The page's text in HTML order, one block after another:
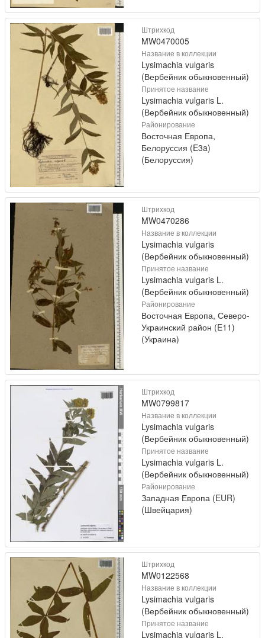
Штрихкод
MW0470005
Название в коллекции
Lysimachia vulgaris
(Вербейник обыкновенный)
Принятое название
Lysimachia vulgaris L.
(Вербейник обыкновенный)
Районирование
Восточная Европа,
Белоруссия (E3a)
(Белоруссия)
Штрихкод
MW0470286
Название в коллекции
Lysimachia vulgaris
(Вербейник обыкновенный)
Принятое название
Lysimachia vulgaris L.
(Вербейник обыкновенный)
Районирование
Восточная Европа, Северо-
Украинский район (E11)
(Украина)
Штрихкод
MW0799817
Название в коллекции
Lysimachia vulgaris
(Вербейник обыкновенный)
Принятое название
Lysimachia vulgaris L.
(Вербейник обыкновенный)
Районирование
Западная Европа (EUR)
(Швейцария)
Штрихкод
MW0122568
Название в коллекции
Lysimachia vulgaris
(Вербейник обыкновенный)
Принятое название
Lysimachia vulgaris L.